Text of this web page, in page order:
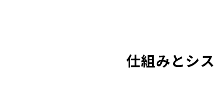
仕組みとシ